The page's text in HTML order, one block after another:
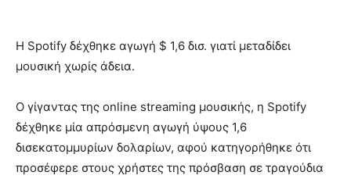
Η Spotify δέχθηκε αγωγή $ 1,6 δισ. γιατί μεταδίδει
μουσική χωρίς άδεια.
Ο γίγαντας της online streaming μουσικής, η Spotify
δέχθηκε μία απρόσμενη αγωγή ύψους 1,6
δισεκατομμυρίων δολαρίων, αφού κατηγορήθηκε ότι
προσέφερε στους χρήστες της πρόσβαση σε τραγούδια